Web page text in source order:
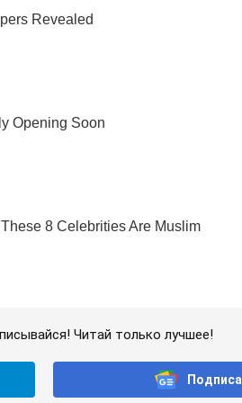
Читай только лучшее!